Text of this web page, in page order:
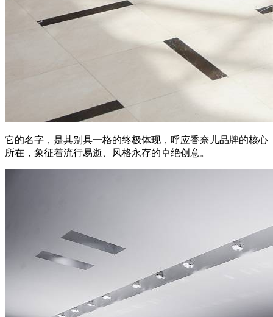
它的名字，是其别具一格的终极体现，呼应香奈儿品牌的核心
所在，象征着流行易逝、风格永存的卓绝创意。